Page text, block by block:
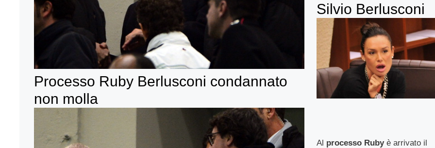
Processo Ruby Berlusconi condannato
non molla
Silvio Berlusconi
Al processo Rubyè arrivato il